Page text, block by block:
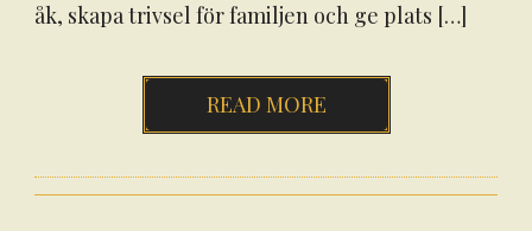
åk, skapa trivsel för familjen och ge plats […]
READ MORE